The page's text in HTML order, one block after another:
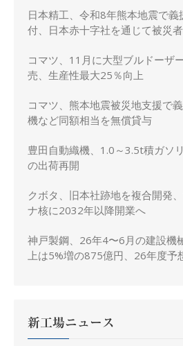
日本精工、令和8年熊本地震で
付、日本赤十字社を通じて被災
コマツ、11月に大型ブルドーザ
売、生産性最大25％向上
コマツ、熊本地震被災地支援で
機など同額相当を無償貸与
豊田自動織機、1.0～3.5t積ガソ
の出荷再開
クボタ、旧本社跡地を複合開発
ナ核に2032年以降開業へ
神戸製鋼、26年4〜6月の建設機
上は5%増の875億円、26年度予
新工場ニュース